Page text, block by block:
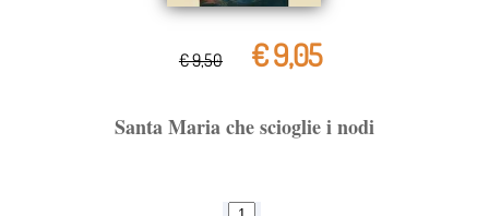
€ 9,50 € 9,05
Santa Maria che scioglie i nodi